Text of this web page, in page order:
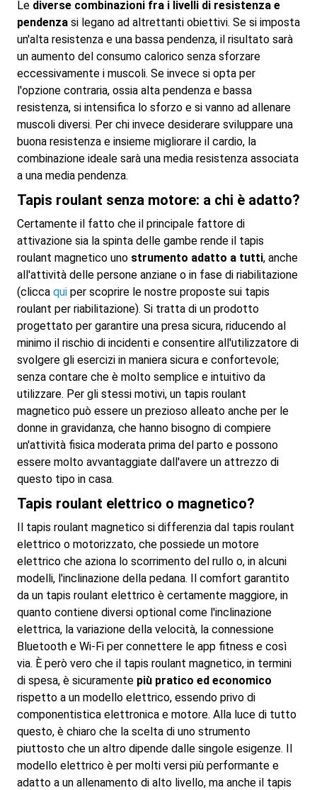
Le diverse combinazioni fra i livelli di resistenza e
pendenza si legano ad altrettanti obiettivi. Se si imposta
un'alta resistenza e una bassa pendenza, il risultato sarà
un aumento del consumo calorico senza sforzare
eccessivamente i muscoli. Se invece si opta per
l'opzione contraria, ossia alta pendenza e bassa
resistenza, si intensifica lo sforzo e si vanno ad allenare
muscoli diversi. Per chi invece desiderare sviluppare una
buona resistenza e insieme migliorare il cardio, la
combinazione ideale sarà una media resistenza associata
a una media pendenza.
Tapis roulant senza motore: a chi è adatto?
Certamente il fatto che il principale fattore di
attivazione sia la spinta delle gambe rende il tapis
roulant magnetico uno strumento adatto a tutti, anche
all'attività delle persone anziane o in fase di riabilitazione
(clicca qui per scoprire le nostre proposte sui tapis
roulant per riabilitazione). Si tratta di un prodotto
progettato per garantire una presa sicura, riducendo al
minimo il rischio di incidenti e consentire all'utilizzatore di
svolgere gli esercizi in maniera sicura e confortevole;
senza contare che è molto semplice e intuitivo da
utilizzare. Per gli stessi motivi, un tapis roulant
magnetico può essere un prezioso alleato anche per le
donne in gravidanza, che hanno bisogno di compiere
un'attività fisica moderata prima del parto e possono
essere molto avvantaggiate dall'avere un attrezzo di
questo tipo in casa.
Tapis roulant elettrico o magnetico?
Il tapis roulant magnetico si differenzia dal tapis roulant
elettrico o motorizzato, che possiede un motore
elettrico che aziona lo scorrimento del rullo o, in alcuni
modelli, l'inclinazione della pedana. Il comfort garantito
da un tapis roulant elettrico è certamente maggiore, in
quanto contiene diversi optional come l'inclinazione
elettrica, la variazione della velocità, la connessione
Bluetooth e Wi-Fi per connettere le app fitness e così
via. È però vero che il tapis roulant magnetico, in termini
di spesa, è sicuramente più pratico ed economico
rispetto a un modello elettrico, essendo privo di
componentistica elettronica e motore. Alla luce di tutto
questo, è chiaro che la scelta di uno strumento
piuttosto che un altro dipende dalle singole esigenze. Il
modello elettrico è per molti versi più performante e
adatto a un allenamento di alto livello, ma anche il tapis